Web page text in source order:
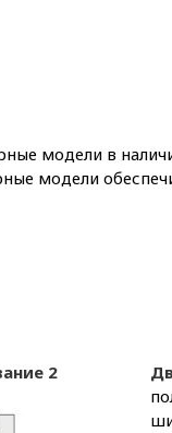
модели в
модели
2